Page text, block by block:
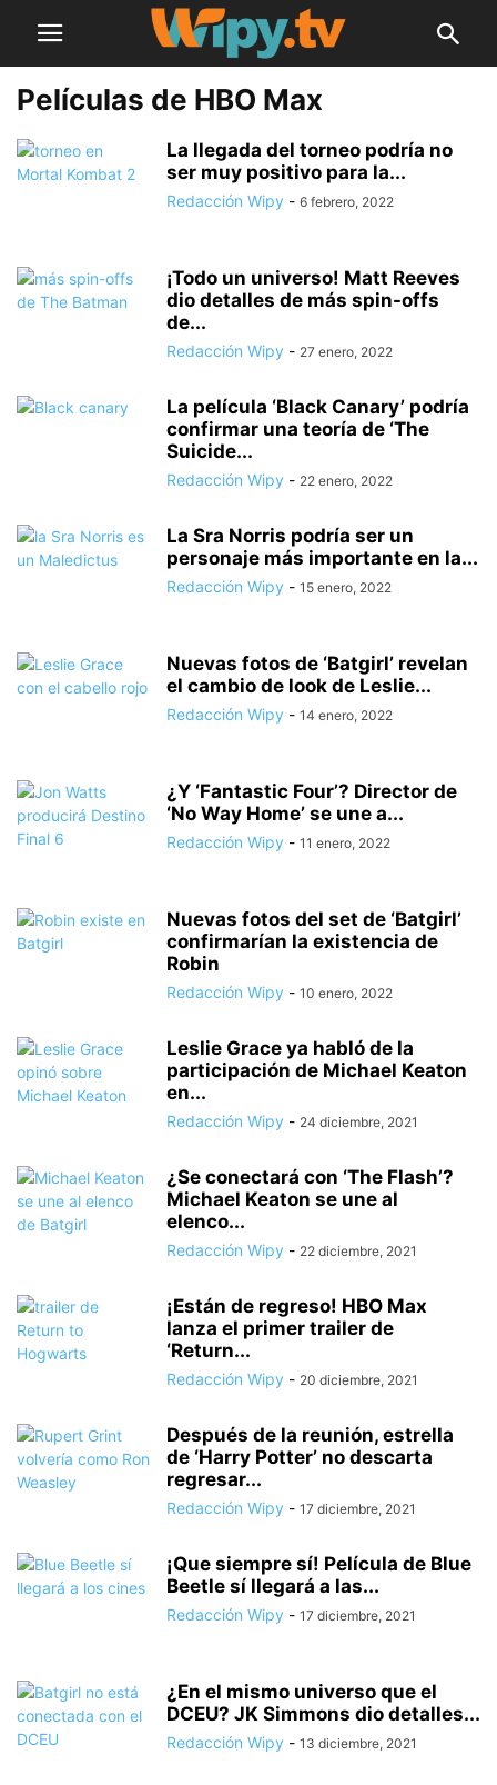
Películas de HBO Max
La llegada del torneo podría no
ser muy positivo para la...
Redacción Wipy - 6 febrero, 2022
¡Todo un universo! Matt Reeves
dio detalles de más spin-offs
de...
Redacción Wipy - 27 enero, 2022
La película ‘Black Canary’ podría
confirmar una teoría de ‘The
Suicide...
Redacción Wipy - 22 enero, 2022
La Sra Norris podría ser un
personaje más importante en la...
Redacción Wipy - 15 enero, 2022
Nuevas fotos de ‘Batgirl’ revelan
el cambio de look de Leslie...
Redacción Wipy - 14 enero, 2022
¿Y ‘Fantastic Four’? Director de
‘No Way Home’ se une a...
Redacción Wipy - 11 enero, 2022
Nuevas fotos del set de ‘Batgirl’
confirmarían la existencia de
Robin
Redacción Wipy - 10 enero, 2022
Leslie Grace ya habló de la
participación de Michael Keaton
en...
Redacción Wipy - 24 diciembre, 2021
¿Se conectará con ‘The Flash’?
Michael Keaton se une al
elenco...
Redacción Wipy - 22 diciembre, 2021
¡Están de regreso! HBO Max
lanza el primer trailer de
‘Return...
Redacción Wipy - 20 diciembre, 2021
Después de la reunión, estrella
de ‘Harry Potter’ no descarta
regresar...
Redacción Wipy - 17 diciembre, 2021
¡Que siempre sí! Película de Blue
Beetle sí llegará a las...
Redacción Wipy - 17 diciembre, 2021
¿En el mismo universo que el
DCEU? JK Simmons dio detalles...
Redacción Wipy - 13 diciembre, 2021